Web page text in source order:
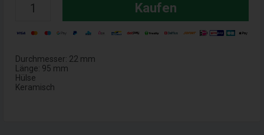
Kaufen
Durchmesser: 22 mm
Länge: 95 mm
Hülse
Keramisch